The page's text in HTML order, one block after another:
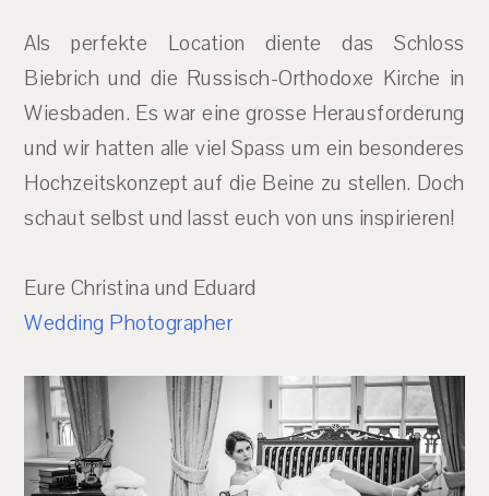
Als perfekte Location diente das Schloss
Biebrich und die Russisch-Orthodoxe Kirche in
Wiesbaden. Es war eine grosse Herausforderung
und wir hatten alle viel Spass um ein besonderes
Hochzeitskonzept auf die Beine zu stellen. Doch
schaut selbst und lasst euch von uns inspirieren!
Eure Christina und Eduard
Wedding Photographer